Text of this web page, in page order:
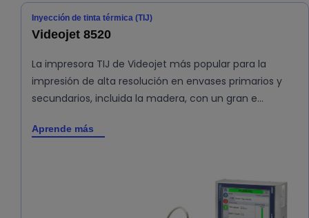
Inyección de tinta térmica (TIJ)
Videojet 8520
La impresora TIJ de Videojet más popular para la
impresión de alta resolución en envases primarios y
secundarios, incluida la madera, con un gran e…
Aprende más